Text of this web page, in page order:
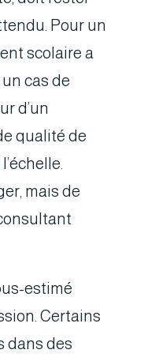
Pour un
scolaire a
cas de
d’un
qualité de
mais de
estimé
Certains
dans des